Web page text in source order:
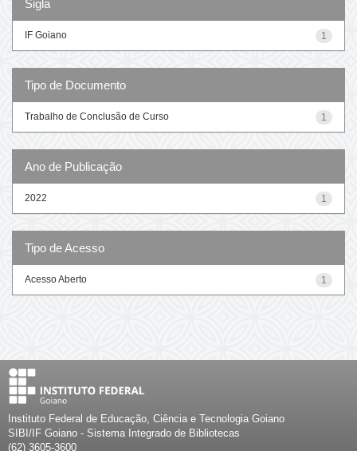
Sigla
1
IF Goiano
Tipo de Documento
1
Trabalho de Conclusão de Curso
Ano de Publicação
1
2022
Tipo de Acesso
1
Acesso Aberto
Instituto Federal de Educação, Ciência e Tecnologia Goiano
SIBI/IF Goiano - Sistema Integrado de Bibliotecas
(62) 3605-3600